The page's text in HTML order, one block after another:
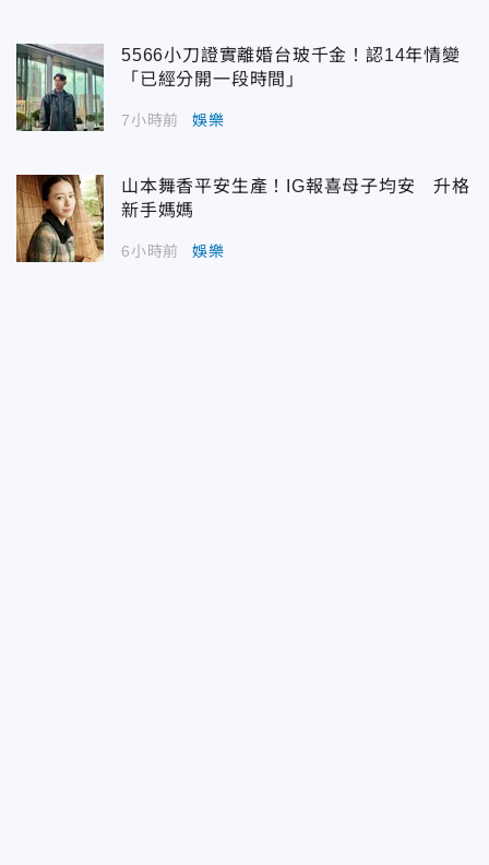
5566小刀證實離婚台玻千金！認14年情變
「已經分開一段時間」
7小時前 娛樂
山本舞香平安生產！IG報喜母子均安 升格
新手媽媽
6小時前 娛樂